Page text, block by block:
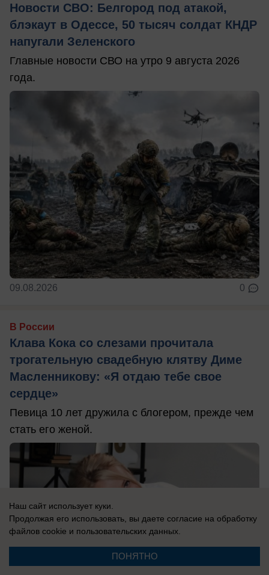
Новости СВО: Белгород под атакой,
блэкаут в Одессе, 50 тысяч солдат КНДР
напугали Зеленского
Главные новости СВО на утро 9 августа 2026
года.
09.08.2026 0
В России
Клава Кока со слезами прочитала
трогательную свадебную клятву Диме
Масленникову: «Я отдаю тебе свое
сердце»
Певица 10 лет дружила с блогером, прежде чем
стать его женой.
Наш сайт использует куки.
Продолжая его использовать, вы даете согласие на обработку
файлов cookie и пользовательских данных.
ПОНЯТНО